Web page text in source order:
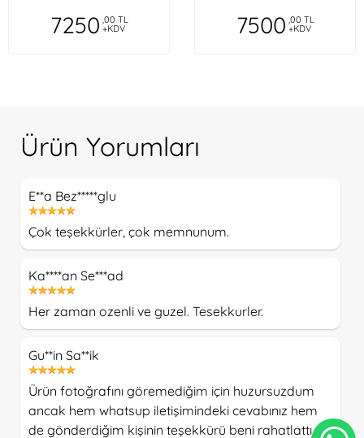
7250 ,00 TL
+KDV 7500 ,00 TL
+KDV
Ürün Yorumları
E**a Bez*****glu
Çok teşekkürler, çok memnunum.
Ka****an Se***ad
Her zaman ozenli ve guzel. Tesekkurler.
Gu**in Sa**ik
Ürün fotoğrafını göremediğim için huzursuzdum
ancak hem whatsup iletişimindeki cevabınız hem
de gönderdiğim kişinin teşekkürü beni rahatlattı ,